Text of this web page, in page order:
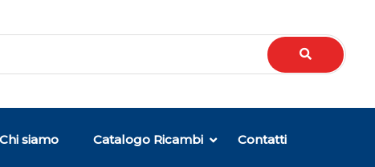
Chi siamo Catalogo Ricambi Contatti